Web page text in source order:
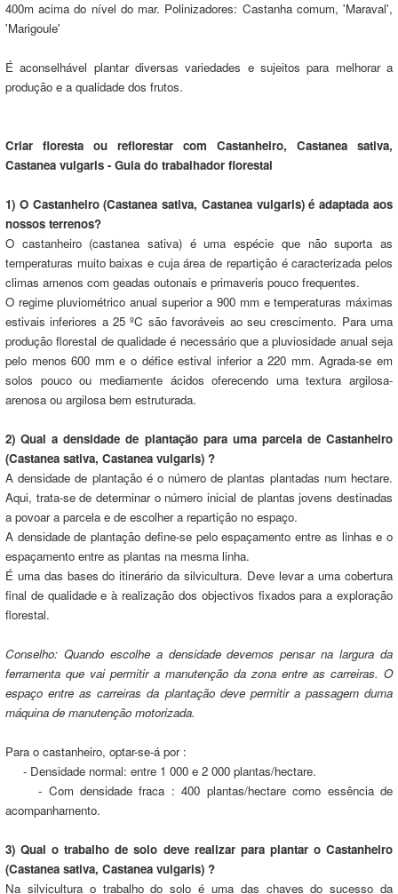
400m acima do nível do mar. Polinizadores: Castanha comum, 'Maraval',
'Marigoule'
É aconselhável plantar diversas variedades e sujeitos para melhorar a
produção e a qualidade dos frutos.
Criar floresta ou reflorestar com Castanheiro, Castanea sativa,
Castanea vulgaris - Guia do trabalhador florestal
1) O Castanheiro (Castanea sativa, Castanea vulgaris) é adaptada aos
nossos terrenos?
O castanheiro (castanea sativa) é uma espécie que não suporta as
temperaturas muito baixas e cuja área de repartição é caracterizada pelos
climas amenos com geadas outonais e primaveris pouco frequentes.
O regime pluviométrico anual superior a 900 mm e temperaturas máximas
estivais inferiores a 25 ºC são favoráveis ao seu crescimento. Para uma
produção florestal de qualidade é necessário que a pluviosidade anual seja
pelo menos 600 mm e o défice estival inferior a 220 mm. Agrada-se em
solos pouco ou mediamente ácidos oferecendo uma textura argilosa-
arenosa ou argilosa bem estruturada.
2) Qual a densidade de plantação para uma parcela de Castanheiro
(Castanea sativa, Castanea vulgaris) ?
A densidade de plantação é o número de plantas plantadas num hectare.
Aqui, trata-se de determinar o número inicial de plantas jovens destinadas
a povoar a parcela e de escolher a repartição no espaço.
A densidade de plantação define-se pelo espaçamento entre as linhas e o
espaçamento entre as plantas na mesma linha.
É uma das bases do itinerário da silvicultura. Deve levar a uma cobertura
final de qualidade e à realização dos objectivos fixados para a exploração
florestal.
Conselho: Quando escolhe a densidade devemos pensar na largura da
ferramenta que vai permitir a manutenção da zona entre as carreiras. O
espaço entre as carreiras da plantação deve permitir a passagem duma
máquina de manutenção motorizada.
Para o castanheiro, optar-se-á por :
- Densidade normal: entre 1 000 e 2 000 plantas/hectare.
- Com densidade fraca : 400 plantas/hectare como essência de
acompanhamento.
3) Qual o trabalho de solo deve realizar para plantar o Castanheiro
(Castanea sativa, Castanea vulgaris) ?
Na silvicultura o trabalho do solo é uma das chaves do sucesso da